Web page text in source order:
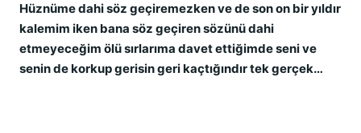
Hüznüme dahi söz geçiremezken ve de son on bir yıldır
kalemim iken bana söz geçiren sözünü dahi
etmeyeceğim ölü sırlarıma davet ettiğimde seni ve
senin de korkup gerisin geri kaçtığındır tek gerçek…